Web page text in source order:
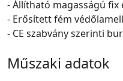
- Állítható magasságú fix
- Erősített fém
- CE szabvány szerinti
Műszaki adatok